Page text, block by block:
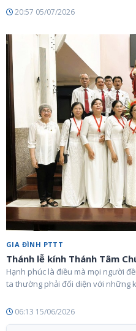
20:57 05/07/2026
GIA ĐÌNH PTTT
Thánh lễ kính Thánh Tâm
Hạnh phúc là điều mà mọi người
ta thường phải đối diện với những
06:13 15/06/2026